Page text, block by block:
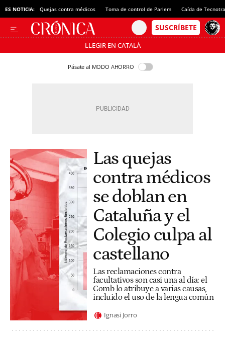
ES NOTICIA: Quejas contra médicos Toma de control de Parlem Caída de
LLEGIR EN CATALÀ
Pásate al MODO AHORRO
Las quejas
contra médicos
se doblan en
Cataluña y el
Colegio culpa al
castellano
Las reclamaciones contra
facultativos son casi una al día: el
Comb lo atribuye a varias causas,
incluido el uso de la lengua común
Ignasi Jorro